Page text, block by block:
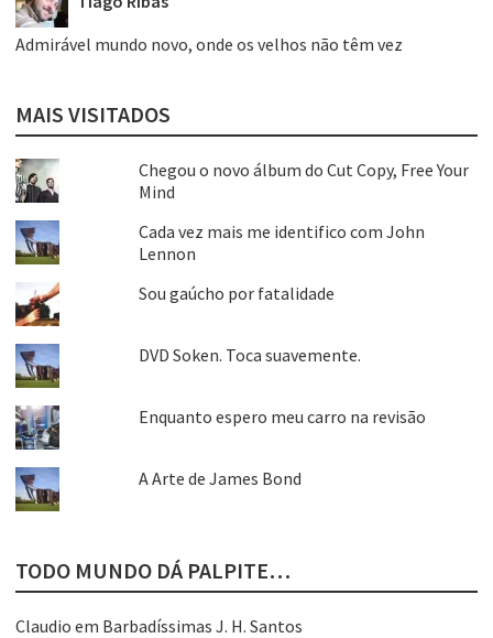
Admirável mundo novo, onde os velhos não têm vez
MAIS VISITADOS
Chegou o novo álbum do Cut Copy, Free Your
Mind
Cada vez mais me identifico com John
Lennon
Sou gaúcho por fatalidade
DVD Soken. Toca suavemente.
Enquanto espero meu carro na revisão
A Arte de James Bond
TODO MUNDO DÁ PALPITE…
Claudio em Barbadíssimas J. H. Santos